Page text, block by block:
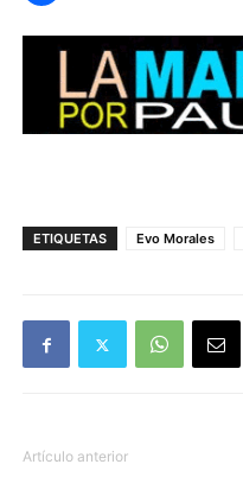
ETIQUETAS Evo Morales
Artículo anterior